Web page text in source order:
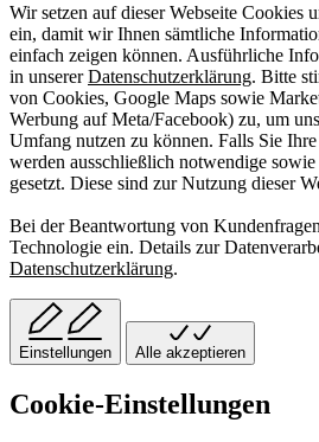
Wir setzen auf dieser Webseite Cookies
ein, damit wir Ihnen sämtliche
einfach zeigen können. Ausführliche
in unsererDatenschutzerklärung. Bitte
von Cookies, Google Maps sowie
Werbung auf Meta/Facebook) zu, um
Umfang nutzen zu können. Falls Sie
werden ausschließlich notwendige
gesetzt. Diese sind zur Nutzung dieser
Bei der Beantwortung von
Technologie ein. Details zur
Datenschutzerklärung.
Einstellungen Alle akzeptieren
Cookie-Einstellungen